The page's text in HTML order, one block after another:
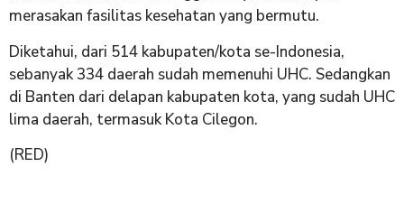
merasakan fasilitas kesehatan yang bermutu.
Diketahui, dari 514 kabupaten/kota se-Indonesia,
sebanyak 334 daerah sudah memenuhi UHC. Sedangkan
di Banten dari delapan kabupaten kota, yang sudah UHC
lima daerah, termasuk Kota Cilegon.
(RED)